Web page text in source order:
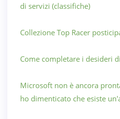
di servizi (classifiche)
Collezione Top Racer
Come completare i desideri
Microsoft non è ancora
ho dimenticato che esiste